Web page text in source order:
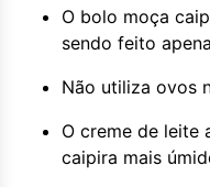
O bolo moça
sendo feito
Não utiliza ovos
O creme de leite
caipira mais